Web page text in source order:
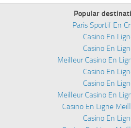
Popular
Paris Sportif En
Casino En
Casino En
Meilleur Casino En
Casino En
Casino En
Meilleur Casino En
Casino En Ligne
Casino En